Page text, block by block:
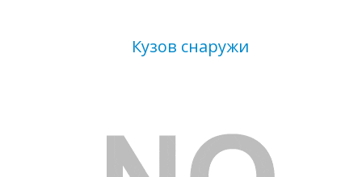
Кузов снаружи